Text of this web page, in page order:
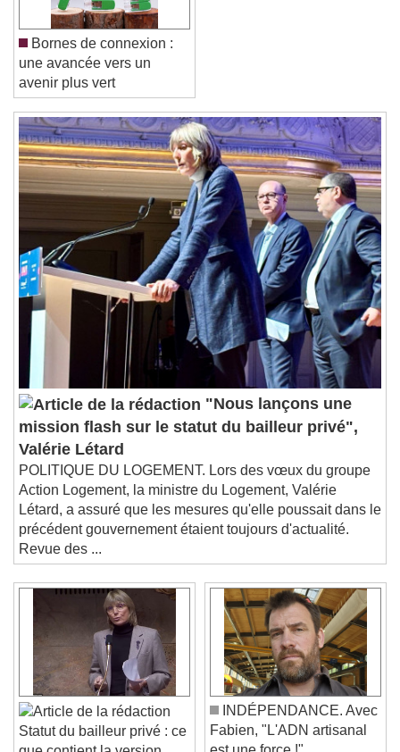
End of dialog window.
Bornes de connexion :
une avancée vers un
avenir plus vert
"Nous lançons une
mission flash sur le statut du bailleur privé",
Valérie Létard
POLITIQUE DU LOGEMENT. Lors des vœux du groupe
Action Logement, la ministre du Logement, Valérie
Létard, a assuré que les mesures qu'elle poussait dans le
précédent gouvernement étaient toujours d'actualité.
Revue des ...
Statut du bailleur privé : ce
INDÉPENDANCE. Avec
Fabien, "L'ADN artisanal